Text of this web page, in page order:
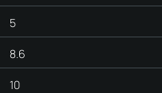
5
8.6
10